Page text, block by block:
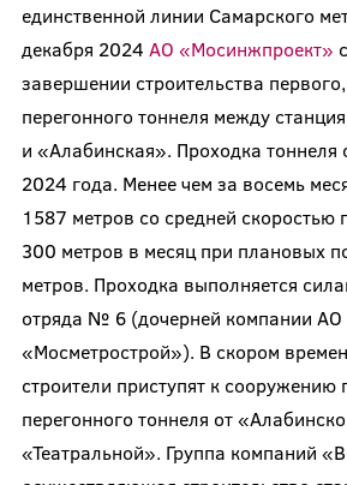
единственной линии Самарского
декабря 2024 АО «Мосинжпроект»
завершении строительства
перегонного тоннеля между
и «Алабинская». Проходка тоннеля
2024 года. Менее чем за восемь
1587 метров со средней скоростью
300 метров в месяц при плановых
метров. Проходка выполняется
отряда № 6 (дочерней компании АО
«Мосметрострой»). В скором
строители приступят к сооружению
перегонного тоннеля от
«Театральной». Группа компаний